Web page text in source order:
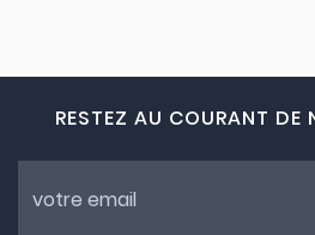
RESTEZ AU COURANT DE